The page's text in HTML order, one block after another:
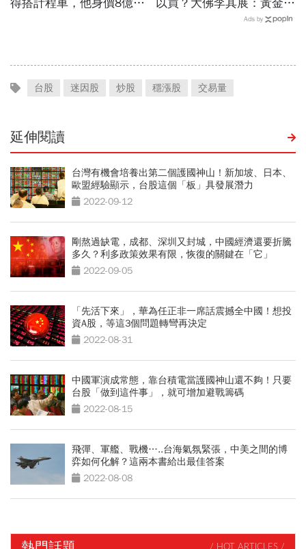
得搭計程車，他身價8億後
以買？大佛李其展：黃金價
格摸到4300美元是好事！
Ads by
台股 迷因股 炒股 穩漲股 交易量
延伸閱讀
台灣有機會培養出第二個護國神山！新加坡、日本、
歐盟經驗顯示，台股這個「板」具發展潛力
2022-09-12
剛熬過缺電，成都、深圳又封城，中國經濟還要折騰
多久？利多政策效果有限，恢復的關鍵在「它」
2022-09-05
「先活下來」，華為任正非一席話震撼全中國！想投
資A股，等這3個問題轉彎再決定
2022-08-31
中國軍演成常態，靠台積電當護國神山還不夠！只要
台股「做到這件事」，就可增加避戰籌碼
2022-08-15
飛彈、軍艦、戰機…..台海氣氛緊張，中美之間的博
弈如何化解？這兩本書給出最佳答案
2022-08-08